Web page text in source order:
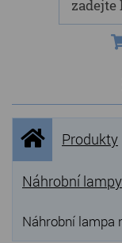
NOVINKY
VÝPRODEJ
Produkty
Úvodní
stránka
Produkty
Náhrobní lampy
Náhrobní lampa